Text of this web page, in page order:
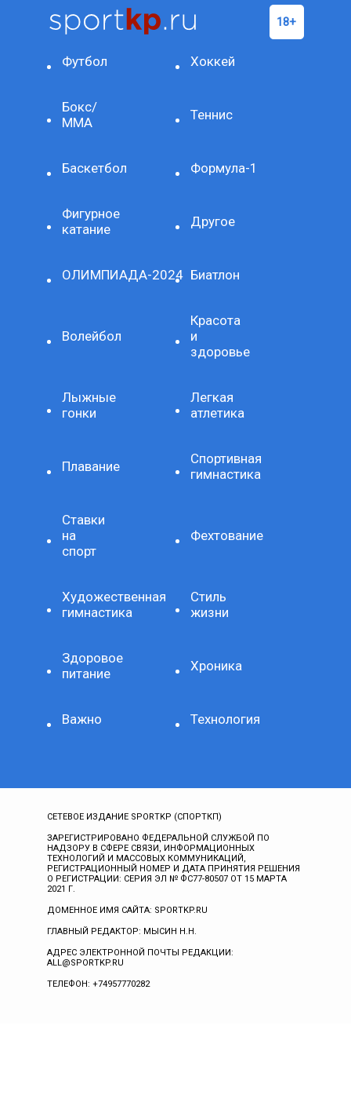
Футбол Хоккей
Бокс/
ММА
Теннис
Баскетбол Формула-1
Фигурное
катание
Другое
ОЛИМПИАДА-2024 Биатлон
Волейбол
Красота
и
здоровье
Лыжные
гонки
Легкая
атлетика
Плавание
Спортивная
гимнастика
Ставки
на
спорт
Фехтование
Художественная
гимнастика
Стиль
жизни
Здоровое
питание
Хроника
Важно Технология
СЕТЕВОЕ ИЗДАНИЕ SPORTKP (СПОРТКП)
ЗАРЕГИСТРИРОВАНО ФЕДЕРАЛЬНОЙ СЛУЖБОЙ ПО
НАДЗОРУ В СФЕРЕ СВЯЗИ, ИНФОРМАЦИОННЫХ
ТЕХНОЛОГИЙ И МАССОВЫХ КОММУНИКАЦИЙ,
РЕГИСТРАЦИОННЫЙ НОМЕР И ДАТА ПРИНЯТИЯ РЕШЕНИЯ
О РЕГИСТРАЦИИ: СЕРИЯ ЭЛ № ФС77-80507 ОТ 15 МАРТА
2021 Г.
ДОМЕННОЕ ИМЯ САЙТА: SPORTKP.RU
ГЛАВНЫЙ РЕДАКТОР: МЫСИН Н.Н.
АДРЕС ЭЛЕКТРОННОЙ ПОЧТЫ РЕДАКЦИИ:
ALL@SPORTKP.RU
ТЕЛЕФОН: +74957770282